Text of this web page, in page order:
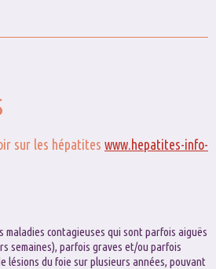
sur les hépatites www.hepatites-info-
contagieuses qui sont parfois aiguës
semaines), parfois graves et/ou parfois
lésions du foie sur plusieurs années, pouvant